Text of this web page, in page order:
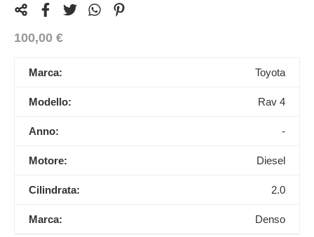
100,00 €
Marca: Toyota
Modello: Rav 4
Anno: -
Motore: Diesel
Cilindrata: 2.0
Marca: Denso